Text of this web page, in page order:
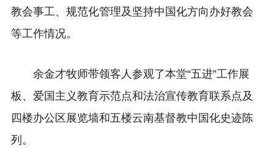
教会事工、规范化管理及坚持中国化方向办好教会
等工作情况。
余金才牧师带领客人参观了本堂“五进”工作展
板、爱国主义教育示范点和法治宣传教育联系点及
四楼办公区展览墙和五楼云南基督教中国化史迹陈
列。